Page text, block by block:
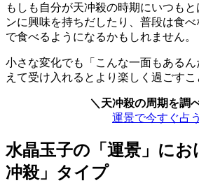
もしも自分が天冲殺の時期にいつも
ンに興味を持ちだしたり、普段は食
で食べるようになるかもしれません。
小さな変化でも「こんな一面もある
えて受け入れるとより楽しく過ごすこ
＼天冲殺の周期を調
運景で今すぐ占う
水晶玉子の「運景」にお
冲殺」タイプ